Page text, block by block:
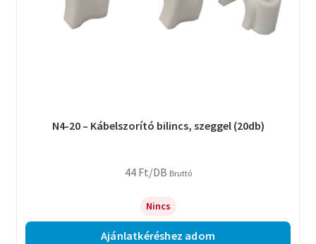
N4-20 – Kábelszorító bilincs, szeggel (20db)
44 Ft/DB Bruttó
Nincs
Ajánlatkéréshez adom